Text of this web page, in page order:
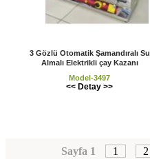
3 Gözlü Otomatik Şamandıralı Su
Almalı Elektrikli çay Kazanı
Model-3497
<< Detay >>
Sayfa 1 1 2